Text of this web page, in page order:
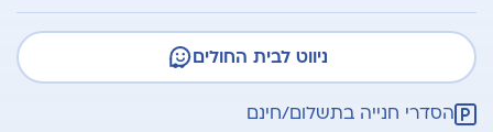
ניווט לבית החולים
הסדרי חנייה בתשלום/חינם